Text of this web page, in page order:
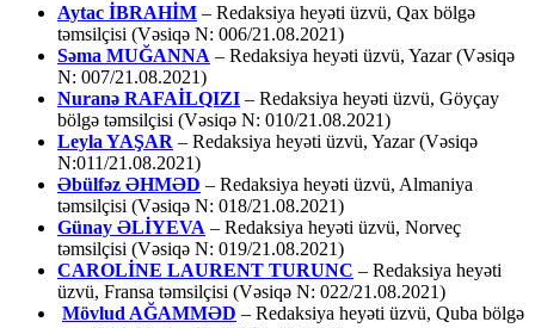
Aytac İBRAHİM – Redaksiya heyəti üzvü, Qax bölgə
təmsilçisi (Vəsiqə N: 006/21.08.2021)
Səma MUĞANNA – Redaksiya heyəti üzvü, Yazar (Vəsiqə
N: 007/21.08.2021)
Nuranə RAFAİLQIZI – Redaksiya heyəti üzvü, Göyçay
bölgə təmsilçisi (Vəsiqə N: 010/21.08.2021)
Leyla YAŞAR – Redaksiya heyəti üzvü, Yazar (Vəsiqə
N:011/21.08.2021)
Əbülfəz ƏHMƏD – Redaksiya heyəti üzvü, Almaniya
təmsilçisi (Vəsiqə N: 018/21.08.2021)
Günay ƏLİYEVA – Redaksiya heyəti üzvü, Norveç
təmsilçisi (Vəsiqə N: 019/21.08.2021)
CAROLİNE LAURENT TURUNC – Redaksiya heyəti
üzvü, Fransa təmsilçisi (Vəsiqə N: 022/21.08.2021)
Mövlud AĞAMMƏD – Redaksiya heyəti üzvü, Quba bölgə